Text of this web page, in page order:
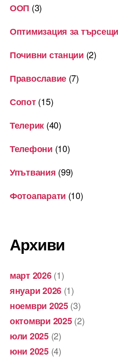
ООП (3)
Оптимизация за
Почивни станции (2)
Православие (7)
Сопот(15)
Телерик (40)
Телефони (10)
Упътвания (99)
Фотоапарати (10)
Архиви
март 2026(1)
януари 2026 (1)
ноември 2025(3)
октомври 2025(2)
юли 2025(2)
юни 2025(4)